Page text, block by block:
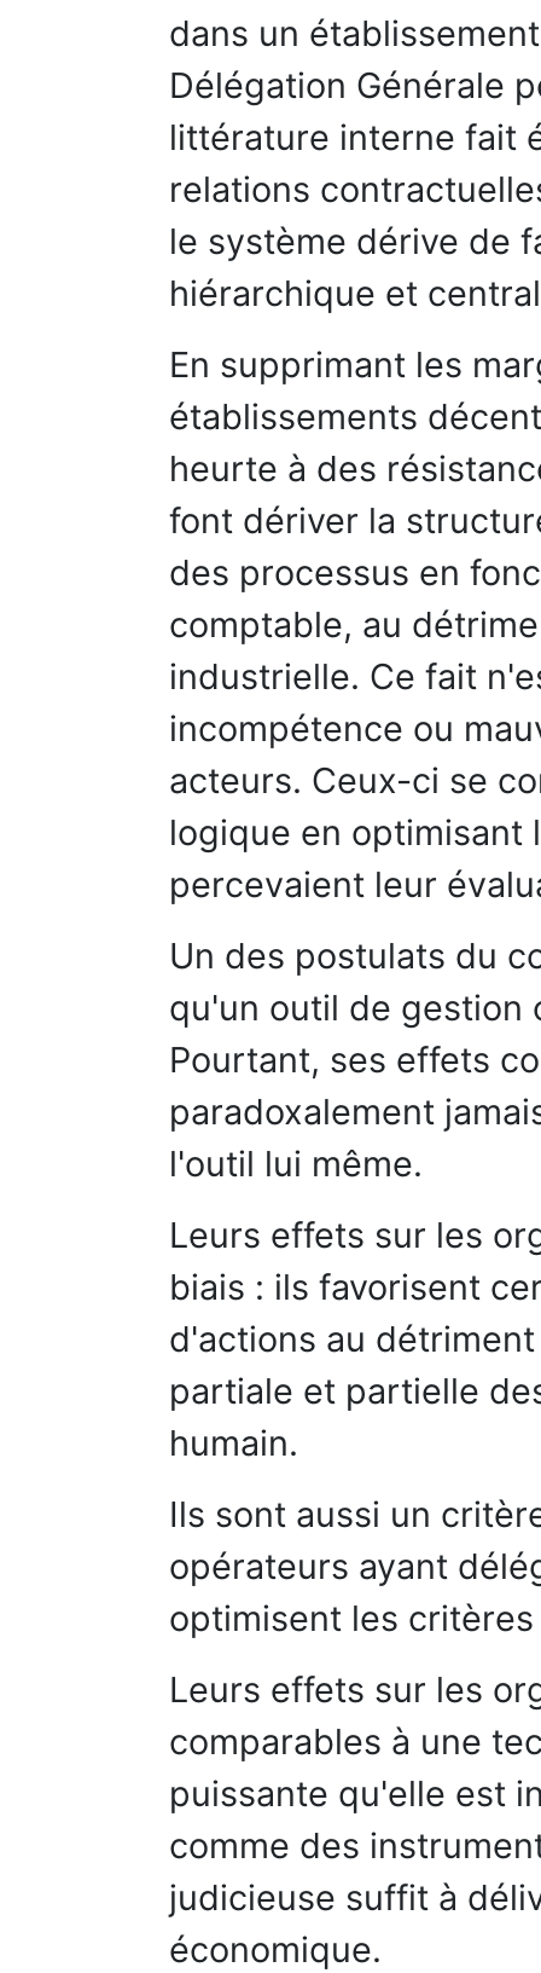
dans un
Délégation Générale
littérature interne fait
relations
le système dérive de
hiérarchique et
En supprimant les
établissements
heurte à des
font dériver la
des processus en
comptable, au
industrielle. Ce fait
incompétence ou
acteurs. Ceux-ci se
logique en optimisant
percevaient leur
Un des postulats du
qu'un outil de gestion
Pourtant, ses effets
paradoxalement
l'outil lui même.
Leurs effets sur les
biais : ils favorisent
d'actions au
partiale et partielle
humain.
Ils sont aussi un
opérateurs ayant
optimisent les
Leurs effets sur les
comparables à une
puissante qu'elle est
comme des
judicieuse suffit à
économique.